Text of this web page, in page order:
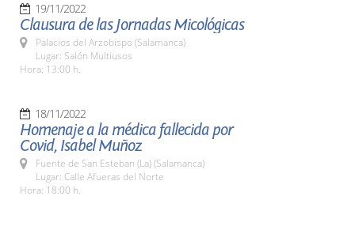
19/11/2022
Clausura de las Jornadas Micológicas
Palacios del Arzobispo (Salamanca)
Lugar: Salón Multiusos
Hora: 13:00 h.
18/11/2022
Homenaje a la médica fallecida por
Covid, Isabel Muñoz
Fuente de San Esteban (La) (Salamanca)
Lugar: Calle Afueras del Norte
Hora: 18:00 h.